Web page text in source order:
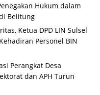
Hukum dalam
Belitung
Ketua DPD LIN Sulsel
Personel BIN
Perangkat Desa
dan APH Turun